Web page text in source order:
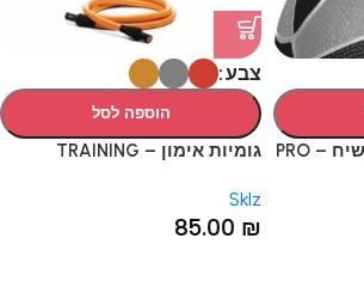
כדורסל מיני מספוג קשיח – PRO
צבע
הוספה לסל
גומיות אימון – TRAINING
Sklz
85.00 ₪